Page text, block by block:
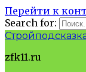
Перейти к
Search for:
zfk11.ru